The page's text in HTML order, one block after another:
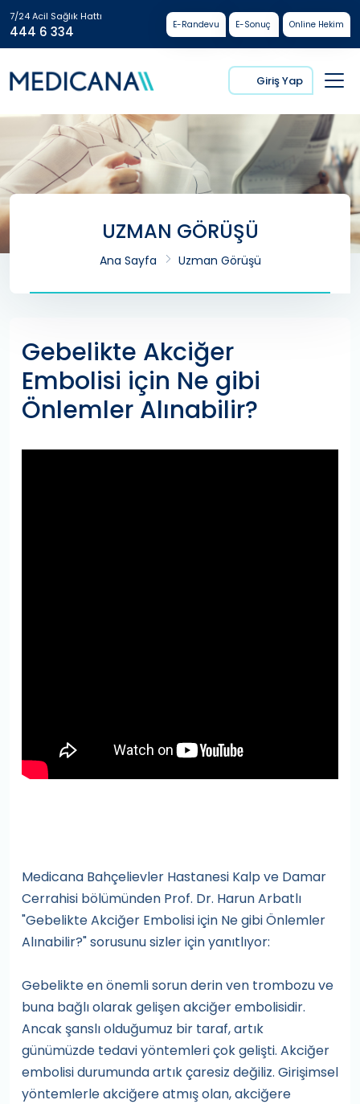
7/24 Acil Sağlık Hattı
444 6 334 E-Randevu E-Sonuç Online Hekim
Giriş Yap
UZMAN GÖRÜŞÜ
Ana Sayfa Uzman Görüşü
Gebelikte Akciğer
Embolisi için Ne gibi
Önlemler Alınabilir?
Medicana Bahçelievler Hastanesi Kalp ve Damar
Cerrahisi bölümünden Prof. Dr. Harun Arbatlı
"Gebelikte Akciğer Embolisi için Ne gibi Önlemler
Alınabilir?" sorusunu sizler için yanıtlıyor:
Gebelikte en önemli sorun derin ven trombozu ve
buna bağlı olarak gelişen akciğer embolisidir.
Ancak şanslı olduğumuz bir taraf, artık
günümüzde tedavi yöntemleri çok gelişti. Akciğer
embolisi durumunda artık çaresiz değiliz. Girişimsel
yöntemlerle akciğere atmış olan, akciğere